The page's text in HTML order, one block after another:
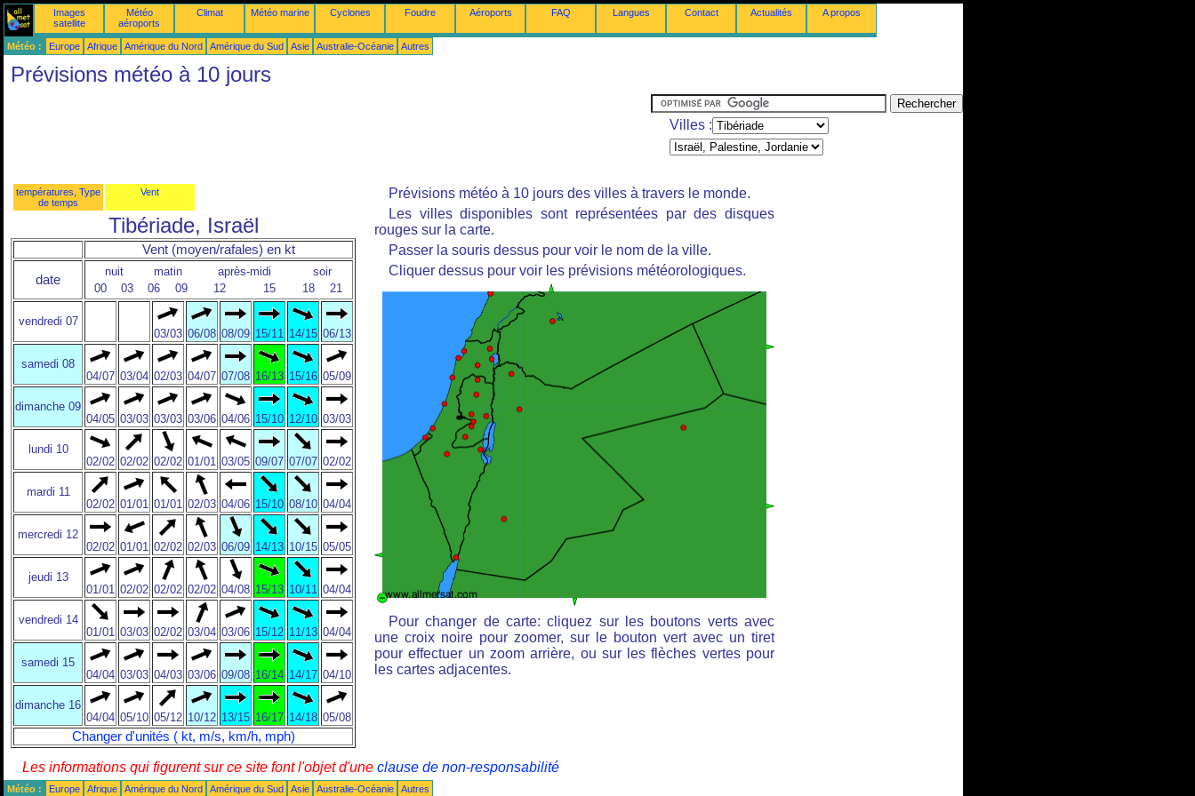
Images
satellite
Météo
aéroports
Climat Météo marine Cyclones Foudre Aéroports FAQ Langues Contact Actualités A propos
Météo : Europe Afrique Amérique du Nord Amérique du Sud Asie Australie-Océanie Autres
Prévisions météo à 10 jours
Villes :
températures, Type
de temps
Vent
Tibériade, Israël
Vent (moyen/rafales) en kt
date
nuit matin après-midi
soir
00
03 06 09 12 15 18 21
vendredi 07
03/03 06/08 08/09 15/11 14/15 06/13
samedi 08
04/07 03/04 02/03 04/07 07/08 16/13 15/16 05/09
dimanche 09
04/05 03/03 03/03 03/06 04/06 15/10 12/10 03/03
lundi 10
02/02 02/02 02/02 01/01 03/05 09/07 07/07 02/02
mardi 11
02/02 01/01 01/01 02/03 04/06 15/10 08/10 04/04
mercredi 12
02/02 01/01 02/02 02/03 06/09 14/13 10/15 05/05
jeudi 13
01/01 02/02 02/02 02/02 04/08 15/13 10/11 04/04
vendredi 14
01/01 03/03 02/02 03/04 03/06 15/12 11/13 04/04
samedi 15
04/04 03/03 04/03 03/06 09/08 16/14 14/17 04/10
dimanche 16
04/04 05/10 05/12 10/12 13/15 16/17 14/18 05/08
Changer d'unités ( kt, m/s, km/h, mph)
Prévisions météo à 10 jours des villes à travers le monde.
Les villes disponibles sont représentées par des disques
rouges sur la carte.
Passer la souris dessus pour voir le nom de la ville.
Cliquer dessus pour voir les prévisions météorologiques.
Pour changer de carte: cliquez sur les boutons verts avec
une croix noire pour zoomer, sur le bouton vert avec un tiret
pour effectuer un zoom arrière, ou sur les flèches vertes pour
les cartes adjacentes.
Les informations qui figurent sur ce site font l'objet d'une clause de non-responsabilité
Météo : Europe Afrique Amérique du Nord Amérique du Sud Asie Australie-Océanie Autres